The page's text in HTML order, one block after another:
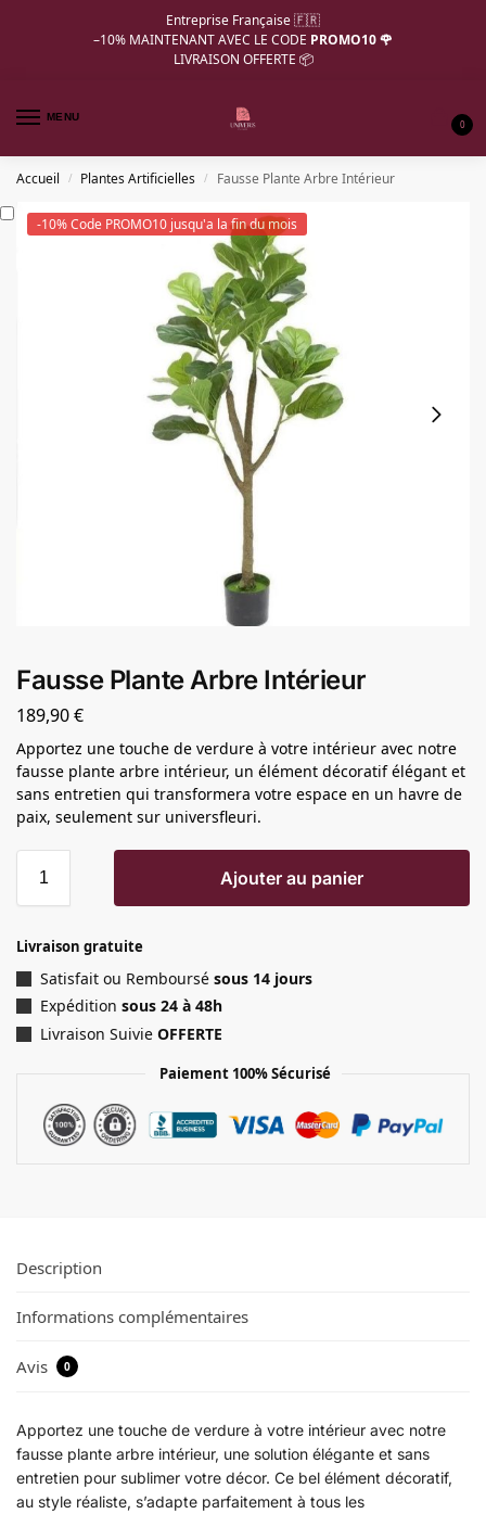
Entreprise Française 🇫🇷
–10% MAINTENANT AVEC LE CODE PROMO10 🌹
LIVRAISON OFFERTE 📦
MENU
0
Accueil / Plantes Artificielles / Fausse Plante Arbre Intérieur
-10% Code PROMO10 jusqu'a la fin du mois
Fausse Plante Arbre Intérieur
189,90€
Apportez une touche de verdure à votre intérieur avec notre
fausse plante arbre intérieur, un élément décoratif élégant et
sans entretien qui transformera votre espace en un havre de
paix, seulement sur universfleuri.
Ajouter au panier
Livraison gratuite
Satisfait ou Remboursé sous 14 jours
Expédition sous 24 à 48h
Livraison Suivie OFFERTE
Paiement 100% Sécurisé
Description
Informations complémentaires
Avis 0
Apportez une touche de verdure à votre intérieur avec notre
fausse plante arbre intérieur, une solution élégante et sans
entretien pour sublimer votre décor. Ce bel élément décoratif,
au style réaliste, s’adapte parfaitement à tous les